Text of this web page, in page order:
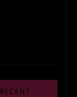
RECENT